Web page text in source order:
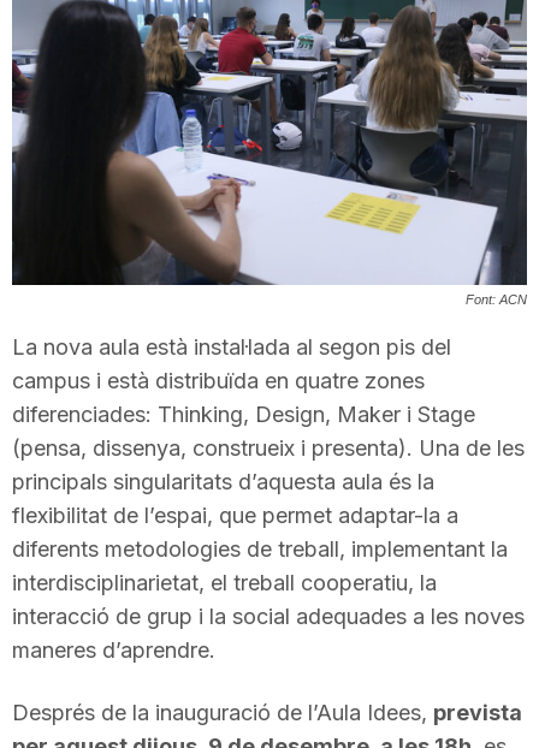
e
g
o
n
a
Font: ACN
La nova aula està instal·lada al segon pis del
campus i està distribuïda en quatre zones
diferenciades: Thinking, Design, Maker i Stage
(pensa, dissenya, construeix i presenta). Una de les
principals singularitats d’aquesta aula és la
flexibilitat de l’espai, que permet adaptar-la a
diferents metodologies de treball, implementant la
interdisciplinarietat, el treball cooperatiu, la
interacció de grup i la social adequades a les noves
maneres d’aprendre.
Després de la inauguració de l’Aula Idees, prevista